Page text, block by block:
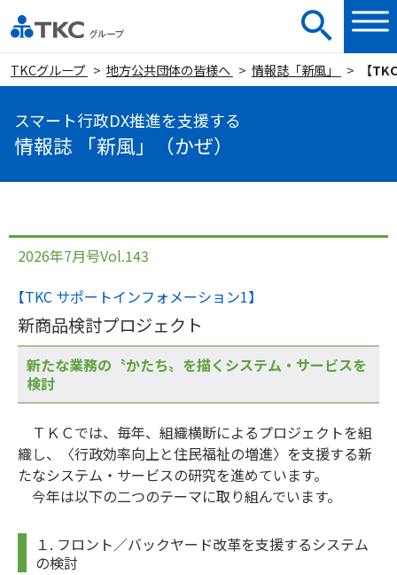
TKCグループ 地方公共団体の皆様へ 情報誌「新風」 【
スマート行政DX推進を支援する
情報誌 「新風」（かぜ）
2026年7月号Vol.143
【TKC サポートインフォメーション1】
新商品検討プロジェクト
新たな業務の〝かたち〟を描くシステム・サービスを
検討
ＴＫＣでは、毎年、組織横断によるプロジェクトを組
織し、〈行政効率向上と住民福祉の増進〉を支援する新
たなシステム・サービスの研究を進めています。
今年は以下の二つのテーマに取り組んでいます。
１. フロント／バックヤード改革を支援するシステム
の検討